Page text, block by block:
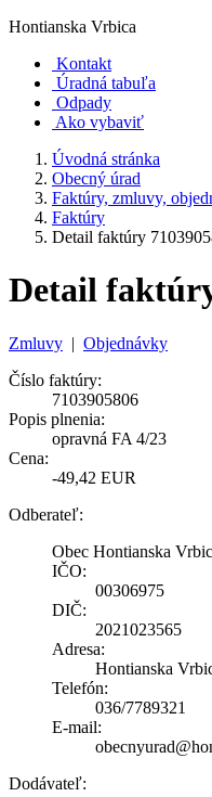
Hontianska Vrbica
Kontakt
Úradná tabuľa
Odpady
Ako vybaviť
Úvodná stránka
Obecný úrad
Faktúry, zmluvy,
Faktúry
Detail faktúry
Detail
Zmluvy | Objednávky
Číslo faktúry:
7103905806
Popis plnenia:
opravná FA 4/23
Cena:
-49,42 EUR
Odberateľ:
Obec Hontianska
IČO:
00306975
DIČ:
2021023565
Adresa:
Hontianska
Telefón:
036/7789321
E-mail:
Dodávateľ: